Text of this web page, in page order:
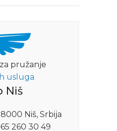
pružanje
usluga
Niš
Niš, Srbija
260 30 49